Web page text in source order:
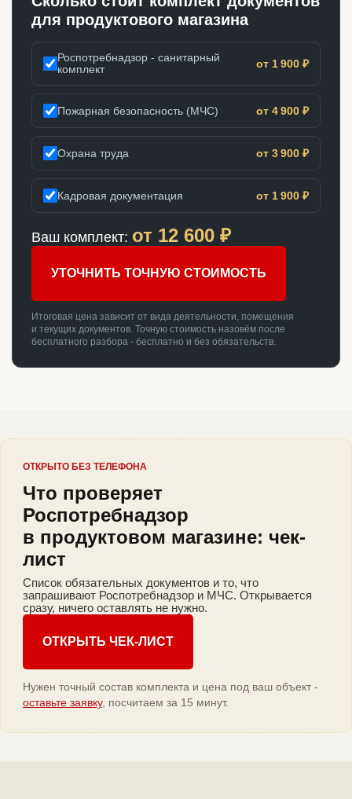
для продуктового магазина
Роспотребнадзор - санитарный
комплект
от 1 900 ₽
Пожарная безопасность (МЧС) от 4 900 ₽
Охрана труда от 3 900 ₽
Кадровая документация от 1 900 ₽
Ваш комплект: от 12 600 ₽
УТОЧНИТЬ ТОЧНУЮ СТОИМОСТЬ
Итоговая цена зависит от вида деятельности, помещения
и текущих документов. Точную стоимость назовём после
бесплатного разбора - бесплатно и без обязательств.
ОТКРЫТО БЕЗ ТЕЛЕФОНА
Что проверяет
Роспотребнадзор
в продуктовом магазине: чек-
лист
Список обязательных документов и то, что
запрашивают Роспотребнадзор и МЧС. Открывается
сразу, ничего оставлять не нужно.
ОТКРЫТЬ ЧЕК-ЛИСТ
Нужен точный состав комплекта и цена под ваш объект -
оставьте заявку, посчитаем за 15 минут.